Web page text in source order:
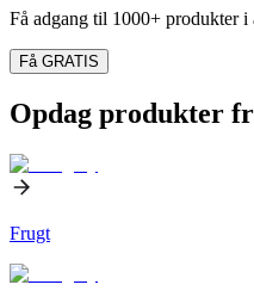
Få adgang til 1000+ produkter i
Få GRATIS
Opdag produkter
Frugt